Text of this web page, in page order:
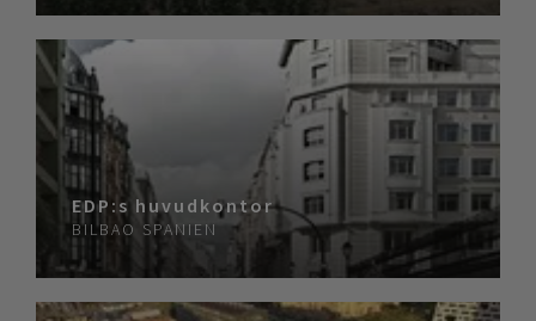
EDP:s huvudkontor
BILBAO SPANIEN